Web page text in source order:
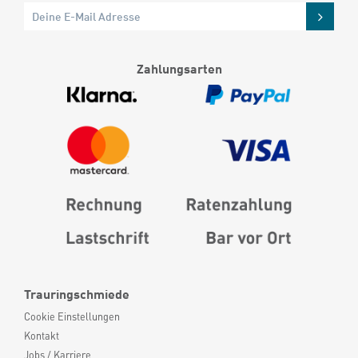
Trauringschmiede
Cookie Einstellungen
Kontakt
Jobs / Karriere
Zahlungsarten